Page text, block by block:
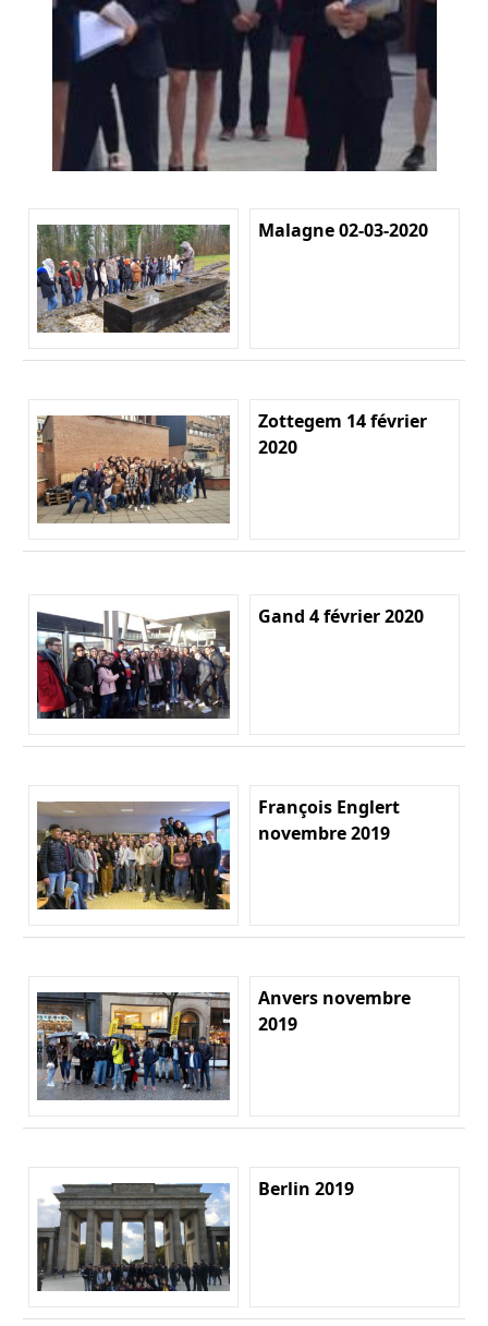
Malagne 02-03-2020
Zottegem 14 février
2020
Gand 4 février 2020
François Englert
novembre 2019
Anvers novembre
2019
Berlin 2019